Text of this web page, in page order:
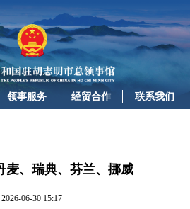
领事服务 经贸合作 联系我们
麦、瑞典、芬兰、挪威
2026-06-30 15:17